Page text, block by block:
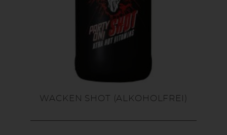
WACKEN SHOT (ALKOHOLFREI)